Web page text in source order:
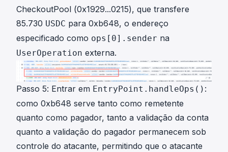
CheckoutPool (0x1929...0215), que transfere
85.730 USDC para 0xb648, o endereço
especificado como ops[0].sender na
UserOperation externa.
Passo 5: Entrar em EntryPoint.handleOps() :
como 0xb648 serve tanto como remetente
quanto como pagador, tanto a validação da conta
quanto a validação do pagador permanecem sob
controle do atacante, permitindo que o atacante